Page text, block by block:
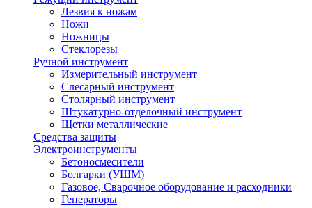
Лезвия к ножам
Ножи
Ножницы
Стеклорезы
Ручной инструмент
Измерительный инструмент
Слесарный инструмент
Столярный инструмент
Штукатурно-отделочный инструмент
Щетки металлические
Средства защиты
Электроинструменты
Бетоносмесители
Болгарки (УШМ)
Газовое, Сварочное оборудование и расходники
Генераторы